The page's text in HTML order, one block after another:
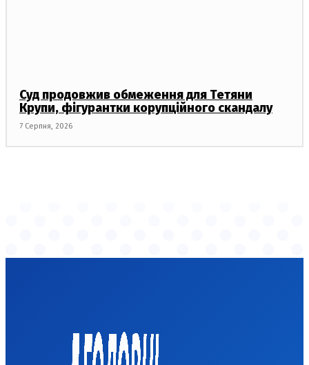
Суд продовжив обмеження для Тетяни
Крупи, фігурантки корупційного скандалу
7 Серпня, 2026